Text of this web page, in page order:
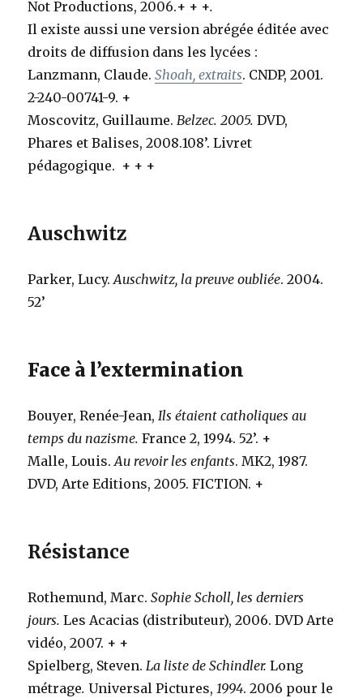
Not Productions, 2006.+ + +.
Il existe aussi une version abrégée éditée avec
droits de diffusion dans les lycées :
Lanzmann, Claude.Shoah, extraits. CNDP, 2001.
2-240-00741-9. +
Moscovitz, Guillaume.Belzec. 2005.DVD,
Phares et Balises, 2008.108’. Livret
pédagogique. + + +
Auschwitz
Parker, Lucy.Auschwitz, la preuve oubliée. 2004.
52’
Face à l’extermination
Bouyer, Renée-Jean,Ils étaient catholiques au
temps du nazisme. France 2, 1994. 52’. +
Malle, Louis.Au revoir les enfants. MK2, 1987.
DVD, Arte Editions, 2005. FICTION. +
Résistance
Rothemund, Marc.Sophie Scholl, les derniers
jours.Les Acacias (distributeur), 2006. DVD Arte
vidéo, 2007. + +
Spielberg, Steven.La liste de Schindler.Long
métrage.Universal Pictures,1994. 2006 pour le